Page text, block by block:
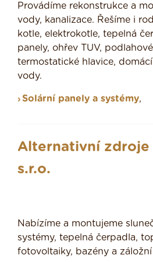
Provádíme rekonstrukce a
vody, kanalizace. Řešíme i
kotle, elektrokotle, tepelná
panely, ohřev TUV,
termostatické hlavice,
vody.
Solární panely a systémy,
Alternativní zdroje
s.r.o.
Nabízíme a montujeme
systémy, tepelná čerpadla,
fotovoltaiky, bazény a